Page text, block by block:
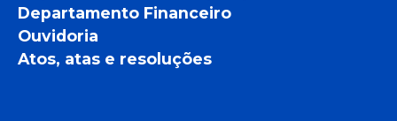
Departamento Financeiro
Ouvidoria
Atos, atas e resoluções